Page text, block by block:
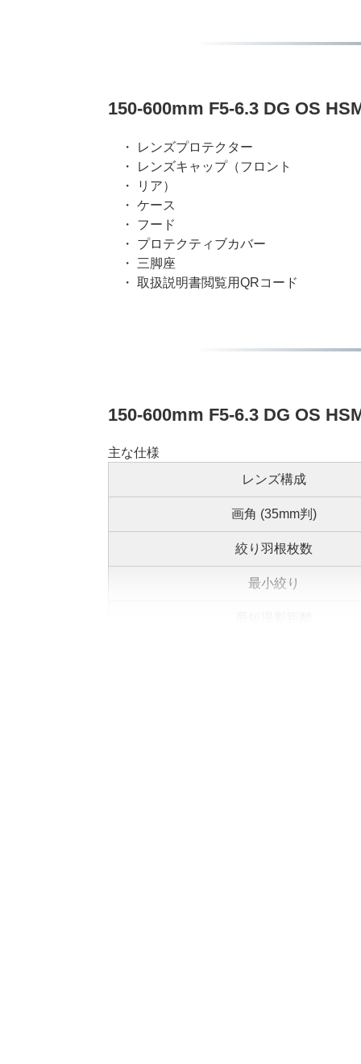
150-600mm F5-6.3 DG OS
・ レンズプロテクター
・ レンズキャップ（フロント
・ リア）
・ ケース
・ フード
・ プロテクティブカバー
・ 三脚座
・ 取扱説明書閲覧用QRコード
150-600mm F5-6.3 DG OS
主な仕様
レンズ構成
画角 (35mm判)
絞り羽根枚数
最小絞り